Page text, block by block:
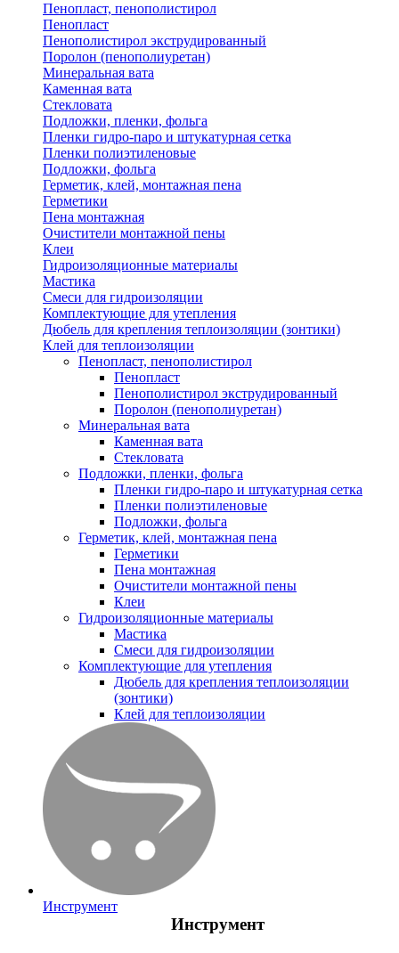
Пенопласт, пенополистирол
Пенопласт
Пенополистирол экструдированный
Поролон (пенополиуретан)
Минеральная вата
Каменная вата
Стекловата
Подложки, пленки, фольга
Пленки гидро-паро и штукатурная сетка
Пленки полиэтиленовые
Подложки, фольга
Герметик, клей, монтажная пена
Герметики
Пена монтажная
Очистители монтажной пены
Клеи
Гидроизоляционные материалы
Мастика
Смеси для гидроизоляции
Комплектующие для утепления
Дюбель для крепления теплоизоляции (зонтики)
Клей для теплоизоляции
Пенопласт, пенополистирол
Пенопласт
Пенополистирол экструдированный
Поролон (пенополиуретан)
Минеральная вата
Каменная вата
Стекловата
Подложки, пленки, фольга
Пленки гидро-паро и штукатурная сетка
Пленки полиэтиленовые
Подложки, фольга
Герметик, клей, монтажная пена
Герметики
Пена монтажная
Очистители монтажной пены
Клеи
Гидроизоляционные материалы
Мастика
Смеси для гидроизоляции
Комплектующие для утепления
Дюбель для крепления теплоизоляции
(зонтики)
Клей для теплоизоляции
Инструмент
Инструмент